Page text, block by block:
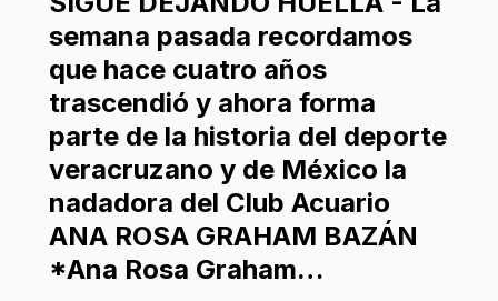
semana pasada recordamos
que hace cuatro años
trascendió y ahora forma
parte de la historia del deporte
veracruzano y de México la
nadadora del Club Acuario
ANA ROSA GRAHAM BAZÁN
*Ana Rosa Graham…